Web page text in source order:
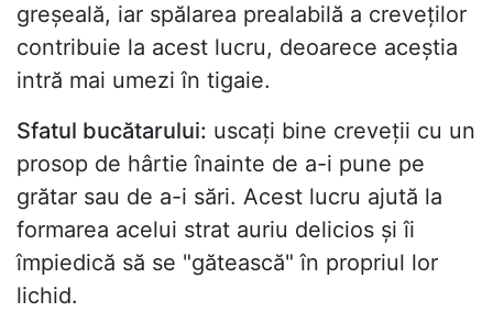
greșeală, iar spălarea prealabilă a creveților
contribuie la acest lucru, deoarece aceștia
intră mai umezi în tigaie.
Sfatul bucătarului: uscați bine creveții cu un
prosop de hârtie înainte de a-i pune pe
grătar sau de a-i sări. Acest lucru ajută la
formarea acelui strat auriu delicios și îi
împiedică să se "gătească" în propriul lor
lichid.